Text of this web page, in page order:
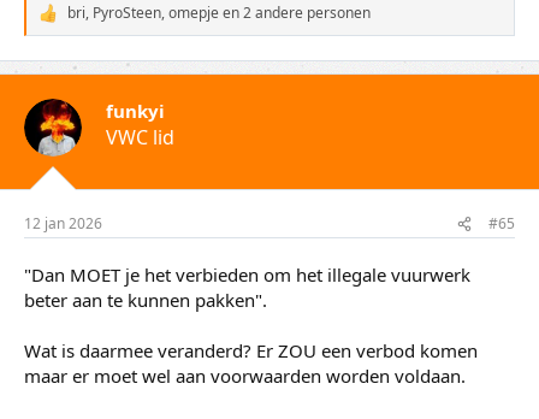
W
a
a
r
d
e
r
i
n
n
bri, PyroSteen,omepjeen 2 andere personen
funkyi
VWC lid
12 jan 2026 #65
"Dan MOET je het verbieden om het illegale vuurwerk
beter aan te kunnen pakken".
Wat is daarmee veranderd? Er ZOU een verbod komen
maar er moet wel aan voorwaarden worden voldaan.